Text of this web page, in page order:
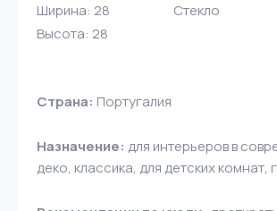
Ширина: 28
Стекло
Высота: 28
Страна: Португалия
Назначение: для интерьеров в
деко, классика, для детских комнат,